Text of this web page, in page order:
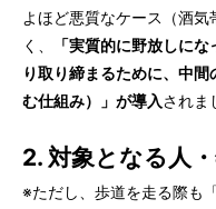
よほど悪質なケース（酒
く、
「実質的に野放しに
り取り締まるために、中
む仕組み）」が導入されま
2. 対象となる人
※ただし、歩道を走る際も